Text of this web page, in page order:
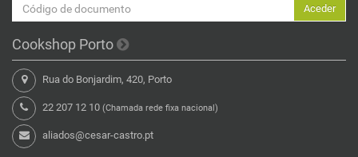
Aceder
Cookshop Porto
Rua do Bonjardim, 420, Porto
22 207 12 10 (Chamada rede fixa nacional)
aliados@cesar-castro.pt